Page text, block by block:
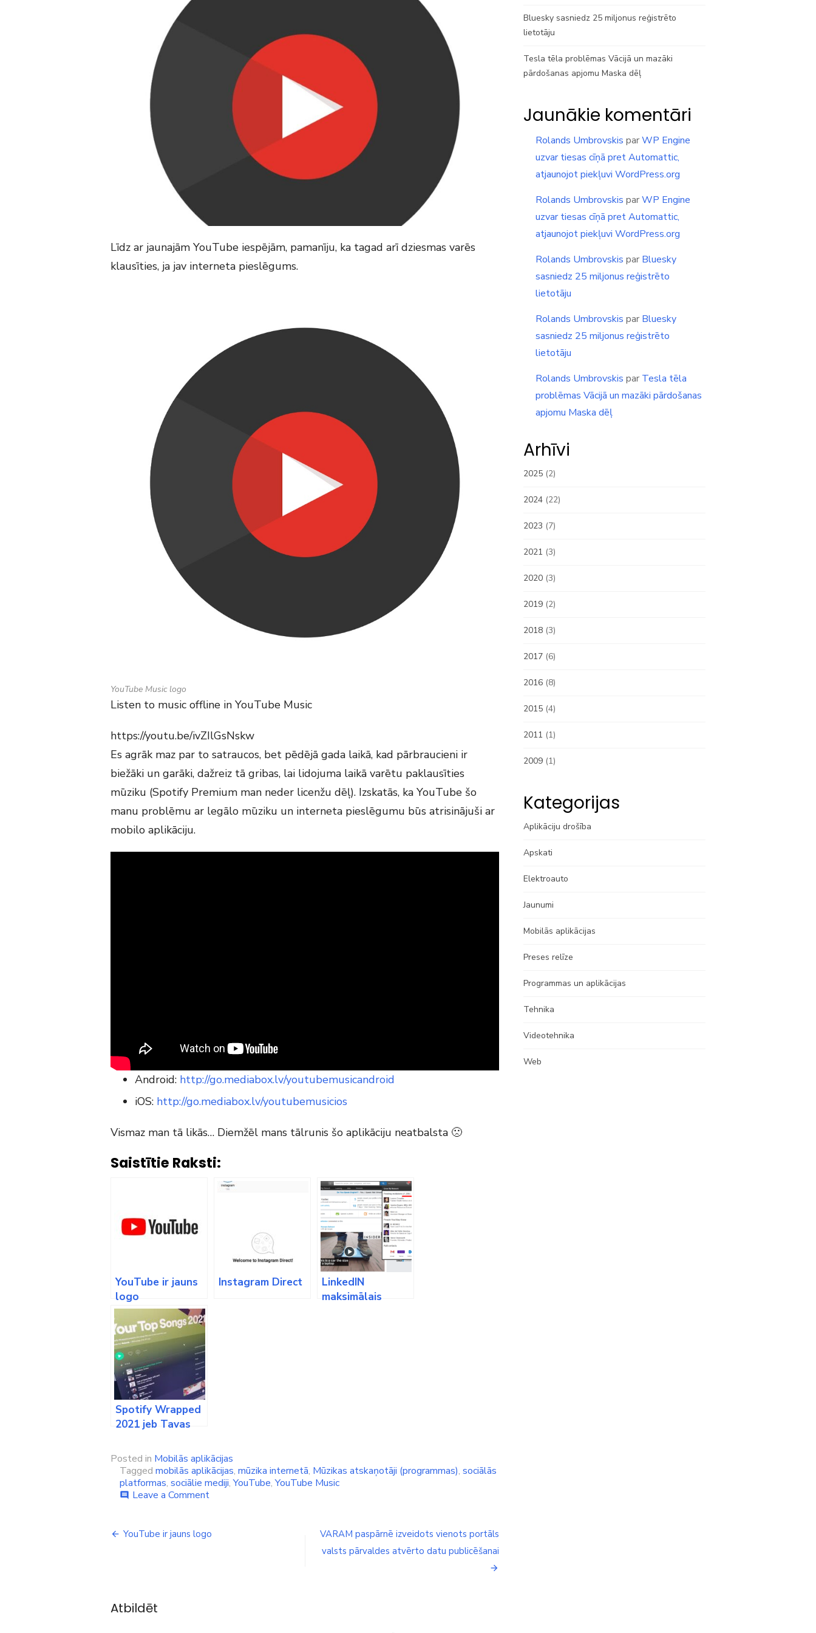
Līdz ar jaunajām YouTube iespējām, pamanīju, ka tagad arī dziesmas varēs
klausīties, ja jav interneta pieslēgums.
YouTube Music logo
Listen to music offline in YouTube Music
https://youtu.be/ivZIlGsNskw
Es agrāk maz par to satraucos, bet pēdējā gada laikā, kad pārbraucieni ir
biežāki un garāki, dažreiz tā gribas, lai lidojuma laikā varētu paklausīties
mūziku (Spotify Premium man neder licenžu dēļ). Izskatās, ka YouTube šo
manu problēmu ar legālo mūziku un interneta pieslēgumu būs atrisinājuši ar
mobilo aplikāciju.
Android: http://go.mediabox.lv/youtubemusicandroid
iOS: http://go.mediabox.lv/youtubemusicios
Vismaz man tā likās… Diemžēl mans tālrunis šo aplikāciju neatbalsta 🙁
Saistītie Raksti:
YouTube ir jauns
logo
Instagram Direct
LinkedIN
maksimālais
Spotify Wrapped
2021 jeb Tavas
2021. gada
dziesmas topā
(papildināts)
Posted in Mobilās aplikācijas
Tagged mobilās aplikācijas, mūzika internetā, Mūzikas atskaņotāji (programmas), sociālās
platformas, sociālie mediji,YouTube,YouTube Music
comment Leave a Commenton
dziesmas
Ziņu
YouTube ir jauns logo
VARAM paspārnē izveidots vienots portāls
valsts pārvaldes atvērto datu publicēšanai
Atbildēt
Bluesky sasniedz 25 miljonus reģistrēto
lietotāju
Tesla tēla problēmas Vācijā un mazāki
pārdošanas apjomu Maska dēļ
Jaunākie komentāri
Rolands Umbrovskis parWP Engine
uzvar tiesas cīņā pret Automattic,
atjaunojot piekļuvi WordPress.org
Rolands Umbrovskis parWP Engine
uzvar tiesas cīņā pret Automattic,
atjaunojot piekļuvi WordPress.org
Rolands Umbrovskis par Bluesky
sasniedz 25 miljonus reģistrēto
lietotāju
Rolands Umbrovskis par Bluesky
sasniedz 25 miljonus reģistrēto
lietotāju
Rolands Umbrovskis par Tesla tēla
problēmas Vācijā un mazāki pārdošanas
apjomu Maska dēļ
Arhīvi
2025 (2)
2024 (22)
2023 (7)
2021 (3)
2020 (3)
2019 (2)
2018 (3)
2017 (6)
2016 (8)
2015 (4)
2011 (1)
2009 (1)
Kategorijas
Aplikāciju drošība
Apskati
Elektroauto
Jaunumi
Mobilās aplikācijas
Preses relīze
Programmas un aplikācijas
Tehnika
Videotehnika
Web